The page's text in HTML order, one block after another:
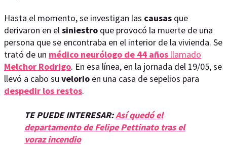
Hasta el momento, se investigan las causas que
derivaron en elsiniestro que provocó la muerte de una
persona que se encontraba en el interior de la vivienda. Se
trató de un médico neurólogo de 44 años llamado
Melchor Rodrigo. En esa línea, en la jornada del 19/05, se
llevó a cabo su velorio en una casa de sepelios para
despedir los restos.
TE PUEDE INTERESAR:Así quedó el
departamento de Felipe Pettinato tras el
voraz incendio